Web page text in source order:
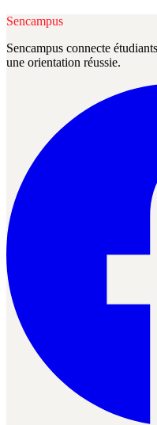
Sencampus
Sencampus connecte
une orientation réussie.